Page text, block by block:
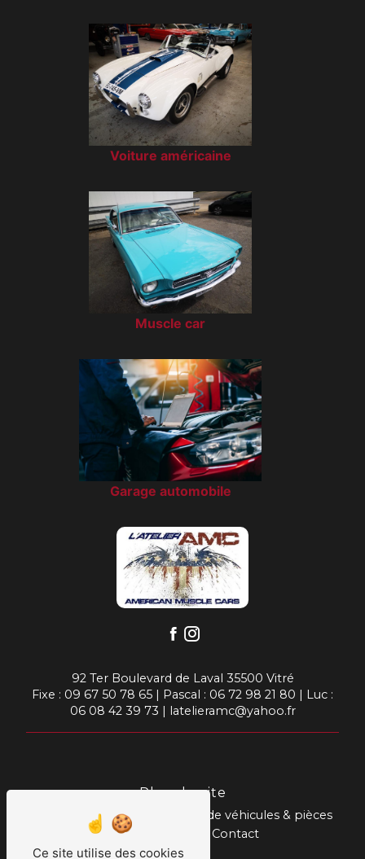
Voiture américaine
Muscle car
Garage automobile
92 Ter Boulevard de Laval 35500 Vitré
Fixe : 09 67 50 78 65 | Pascal : 06 72 98 21 80 | Luc :
06 08 42 39 73 | latelieramc@yahoo.fr
Plan du site
Prestations
Vente de véhicules & pièces
Nos réalisations
Contact
Ce site utilise des cookies